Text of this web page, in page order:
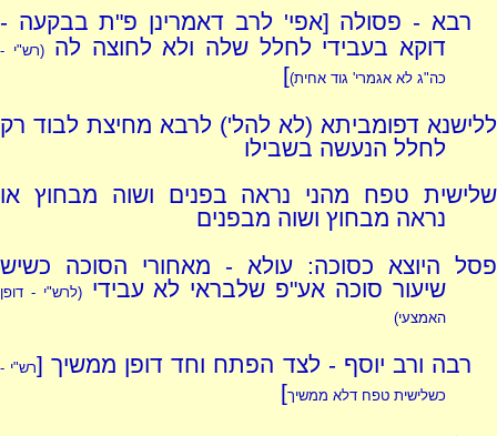
רבא - פסולה [אפי' לרב דאמרינן פ"ת בבקעה -
דוקא בעבידי לחלל שלה ולא לחוצה לה(רש"י -
כה"ג לא אגמרי' גוד אחית)]
ללישנא דפומביתא (לא להל') לרבא מחיצת לבוד רק
לחלל הנעשה בשבילו
שלישית טפח מהני נראה בפנים ושוה מבחוץ או
נראה מבחוץ ושוה מבפנים
פסל היוצא כסוכה: עולא - מאחורי הסוכה כשיש
שיעור סוכה אע"פ שלבראי לא עבידי(לרש"י - דופן
האמצעי)
רבה ורב יוסף - לצד הפתח וחד דופן ממשיך [רש"י -
כשלישית טפח דלא ממשיך]